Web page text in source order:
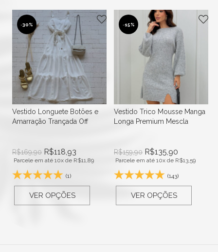
-30%
Vestido Longuete Botões e
Amarração Trançada Off
R$169,90 R$118,93
Parcele em até 10x de R$11,89
(1)
VER OPÇÕES
-15%
Vestido Trico Mousse Manga
Longa Premium Mescla
R$159,90 R$135,90
Parcele em até 10x de R$13,59
(143)
VER OPÇÕES